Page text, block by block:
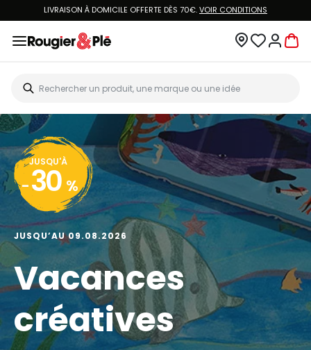
VOUS ÊTES CLIENT ROUGIER&PLÉ ? CRÉEZ UN NOUVEAU MOT DE PASSE ET ACCÉDEZ
ÀVOTRE COMPTE.
JUSQU'À
- 20 %
JUSQU’AU 13.08.2026
Big Art
Exclu web - Gros volumes à petits prix sur une
grande sélection de matériel artistique.